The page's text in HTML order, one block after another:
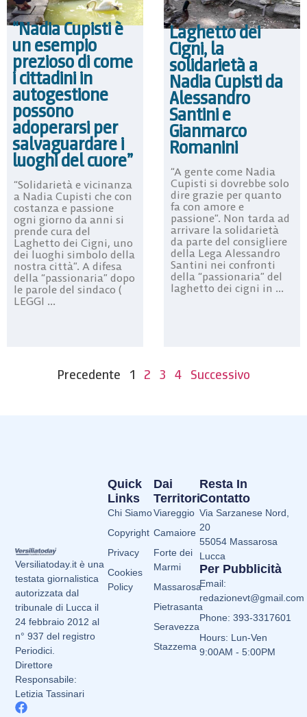
“Nadia Cupisti è
un esempio
prezioso di come
i cittadini in
autogestione
possono
adoperarsi per
salvaguardare i
luoghi del cuore”
“Solidarietà e vicinanza
a Nadia Cupisti che con
costanza e passione
ogni giorno da anni si
prende cura del
Laghetto dei Cigni, uno
dei luoghi simbolo della
nostra città”. A difesa
della “passionaria” dopo
le parole del sindaco (
LEGGI ...
Laghetto dei
Cigni, la
solidarietà a
Nadia Cupisti da
Alessandro
Santini e
Gianmarco
Romanini
“A gente come Nadia
Cupisti si dovrebbe solo
dire grazie per quanto
fa con amore e
passione”. Non tarda ad
arrivare la solidarietà
da parte del consigliere
della Lega Alessandro
Santini nei confronti
della “passionaria” del
laghetto dei cigni in ...
Precedente 1 2 3 4 Successivo
Versiliatoday.it è una
testata giornalistica
autorizzata dal
tribunale di Lucca il
24 febbraio 2012 al
n° 937 del registro
Periodici.
Direttore
Responsabile:
Letizia Tassinari
Dai
Territori
Viareggio
Camaiore
Forte dei
Marmi
Massarosa
Pietrasanta
Seravezza
Stazzema
Quick
Links
Chi Siamo
Copyright
Privacy
Cookies
Policy
Resta In
Contatto
Via Sarzanese Nord,
20
55054 Massarosa
Lucca
Per Pubblicità
Email:
redazionevt@gmail.com
Phone: 393-3317601
Hours: Lun-Ven
9:00AM - 5:00PM